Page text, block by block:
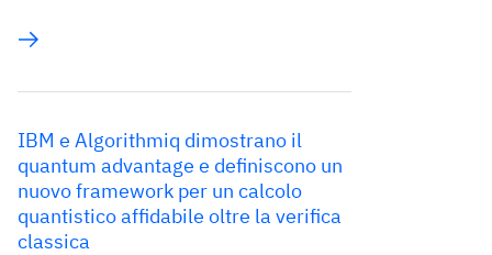
IBM e Algorithmiq dimostrano il
quantum advantage e definiscono un
nuovo framework per un calcolo
quantistico affidabile oltre la verifica
classica